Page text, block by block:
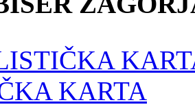
KARTA